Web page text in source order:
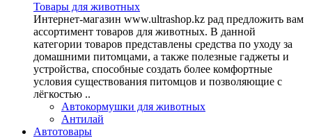
Товары для животных
Интернет-магазин www.ultrashop.kz рад предложить вам
ассортимент товаров для животных. В данной
категории товаров представлены средства по уходу за
домашними питомцами, а также полезные гаджеты и
устройства, способные создать более комфортные
условия существования питомцов и позволяющие с
лёгкостью ..
Автокормушки для животных
Антилай
Автотовары